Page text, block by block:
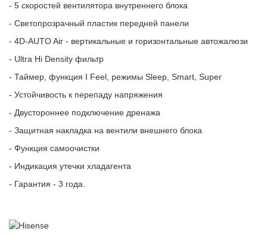
- 5 скоростей вентилятора внутреннего блока
- Светопрозрачный пластик передней панели
- 4D-AUTO Air - вертикальные и горизонтальные автожалюзи
- Ultra Hi Density фильтр
- Таймер, функция I Feel, режимы Sleep, Smart, Super
- Устойчивость к перепаду напряжения
- Двустороннее подключение дренажа
- Защитная накладка на вентили внешнего блока
- Функция самоочистки
- Индикация утечки хладагента
- Гарантия - 3 года.